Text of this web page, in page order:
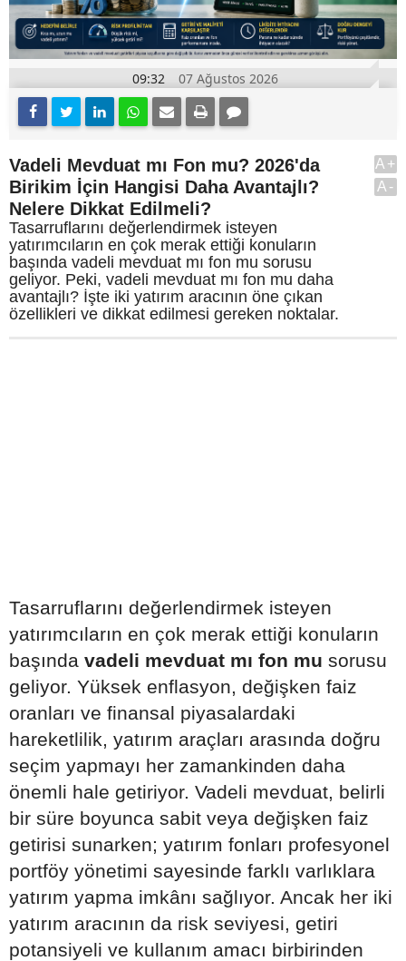
09:32 07 Ağustos 2026
Vadeli Mevduat mı Fon mu? 2026'da
Birikim İçin Hangisi Daha Avantajlı?
Nelere Dikkat Edilmeli?
Tasarruflarını değerlendirmek isteyen
yatırımcıların en çok merak ettiği konuların
başında vadeli mevduat mı fon mu sorusu
geliyor. Peki, vadeli mevduat mı fon mu daha
avantajlı? İşte iki yatırım aracının öne çıkan
özellikleri ve dikkat edilmesi gereken noktalar.
A+
A-
Tasarruflarını değerlendirmek isteyen
yatırımcıların en çok merak ettiği konuların
başında vadeli mevduat mı fon mu sorusu
geliyor. Yüksek enflasyon, değişken faiz
oranları ve finansal piyasalardaki
hareketlilik, yatırım araçları arasında doğru
seçim yapmayı her zamankinden daha
önemli hale getiriyor. Vadeli mevduat, belirli
bir süre boyunca sabit veya değişken faiz
getirisi sunarken; yatırım fonları profesyonel
portföy yönetimi sayesinde farklı varlıklara
yatırım yapma imkânı sağlıyor. Ancak her iki
yatırım aracının da risk seviyesi, getiri
potansiyeli ve kullanım amacı birbirinden